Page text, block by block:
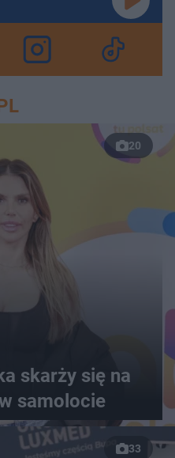
20
skarży się na
samolocie
33